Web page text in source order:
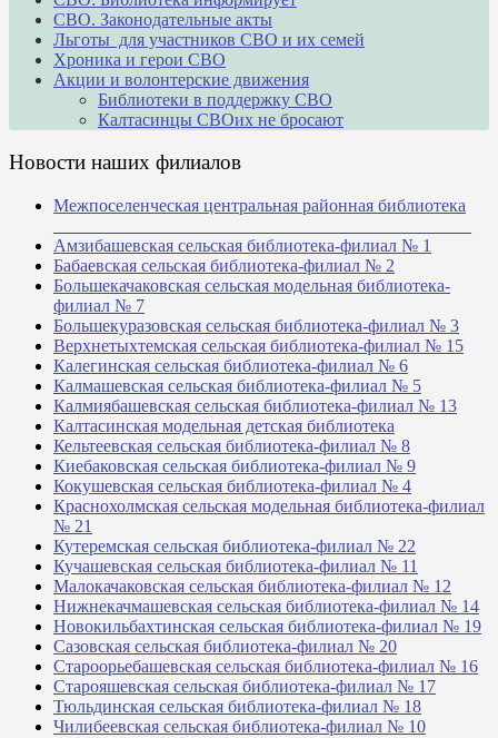
СВО. Законодательные акты
Льготы для участников СВО и их семей
Хроника и герои СВО
Акции и волонтерские движения
Библиотеки в поддержку СВО
Калтасинцы СВОих не бросают
Новости наших филиалов
Межпоселенческая центральная районная библиотека
Амзибашевская сельская библиотека-филиал № 1
Бабаевская сельская библиотека-филиал № 2
Большекачаковская сельская модельная библиотека-
филиал № 7
Большекуразовская сельская библиотека-филиал № 3
Верхнетыхтемская сельская библиотека-филиал № 15
Калегинская сельская библиотека-филиал № 6
Калмашевская сельская библиотека-филиал № 5
Калмиябашевская сельская библиотека-филиал № 13
Калтасинская модельная детская библиотека
Кельтеевская сельская библиотека-филиал № 8
Киебаковская сельская библиотека-филиал № 9
Кокушевская сельская библиотека-филиал № 4
Краснохолмская сельская модельная библиотека-филиал
№ 21
Кутеремская сельская библиотека-филиал № 22
Кучашевская сельская библиотека-филиал № 11
Малокачаковская сельская библиотека-филиал № 12
Нижнекачмашевская сельская библиотека-филиал № 14
Новокильбахтинская сельская библиотека-филиал № 19
Сазовская сельская библиотека-филиал № 20
Староорьебашевская сельская библиотека-филиал № 16
Старояшевская сельская библиотека-филиал № 17
Тюльдинская сельская библиотека-филиал № 18
Чилибеевская сельская библиотека-филиал № 10